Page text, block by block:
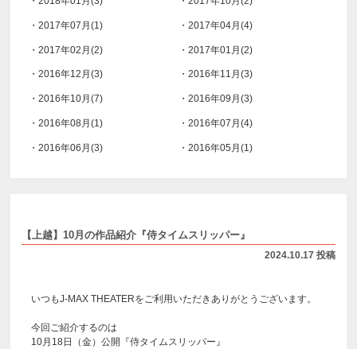
・2017年07月(1) ・2017年04月(4)
・2017年02月(2) ・2017年01月(2)
・2016年12月(3) ・2016年11月(3)
・2016年10月(7) ・2016年09月(3)
・2016年08月(1) ・2016年07月(4)
・2016年06月(3) ・2016年05月(1)
【上越】10月の作品紹介『侍タイムスリッパー』
2024.10.17 投稿
いつもJ-MAX THEATERをご利用いただきありがとうございます。
今回ご紹介するのは
10月18日（金）公開『侍タイムスリッパー』